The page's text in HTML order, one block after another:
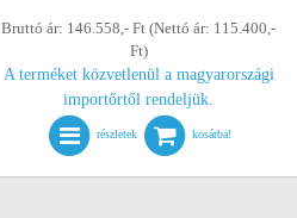
Bruttó ár: 146.558,- Ft (Nettó ár: 115.400,-
Ft)
A terméket közvetlenül a magyarországi
importőrtől rendeljük.
részletek kosárba!